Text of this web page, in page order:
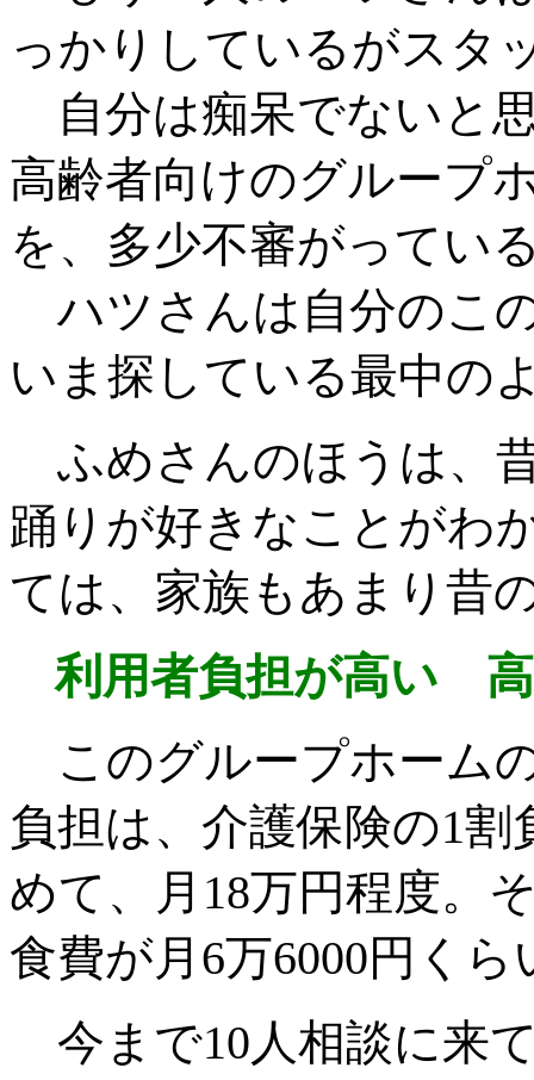
っかりしているがスタ
自分は痴呆でないと
高齢者向けのグループ
を、多少不審がってい
ハツさんは自分のこ
いま探している最中の
ふめさんのほうは、
踊りが好きなことがわ
ては、家族もあまり昔
利用者負担が高い
このグループホーム
負担は、介護保険の1割
めて、月18万円程度。
食費が月6万6000円く
今まで10人相談に来